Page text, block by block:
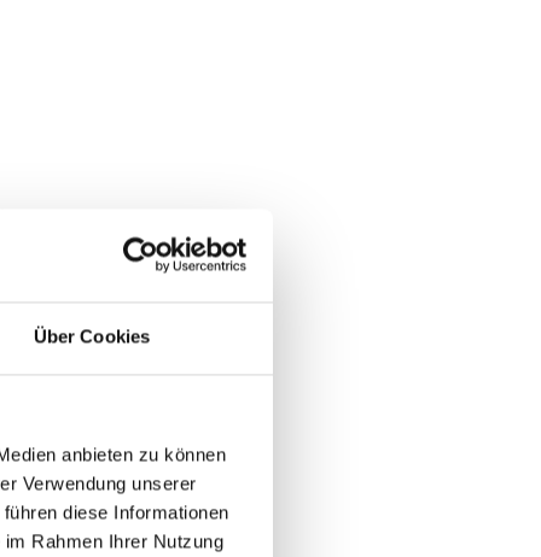
Über Cookies
anbieten zu können
Verwendung unserer
diese Informationen
Rahmen Ihrer Nutzung